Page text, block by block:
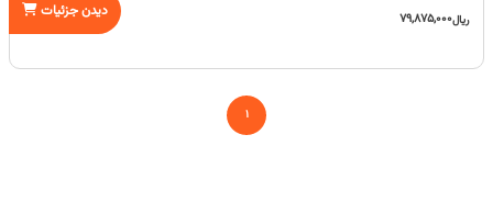
ریال79,875,000 دیدن جزئیات
1